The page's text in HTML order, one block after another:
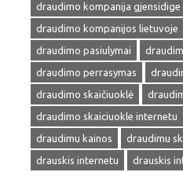
draudimo kompanija gjensidige
draudimo kompanijos lietuvoje
draudimo pasiulymai
draudimo perrasymas
draudimo skaičiuoklė
draudimo skaiciuokle internetu
draudimu kainos
draudimu
drauskis internetu
drauskis